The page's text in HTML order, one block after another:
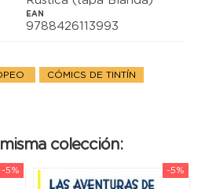
EAN
9788426113993
CÓMICS DE TINTÍN
colección:
-5% -5%